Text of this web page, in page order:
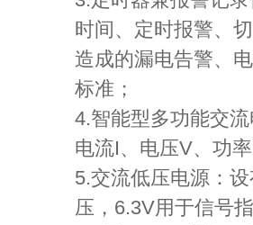
时间、定时报警、
造成的漏电告警、
标准；
4.智能型多功能交
电流I、电压V、功
5.交流低压电源：
压，6.3V用于信号